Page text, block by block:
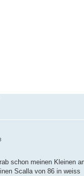
schon meinen Kleinen
Scalla von 86 in weiss